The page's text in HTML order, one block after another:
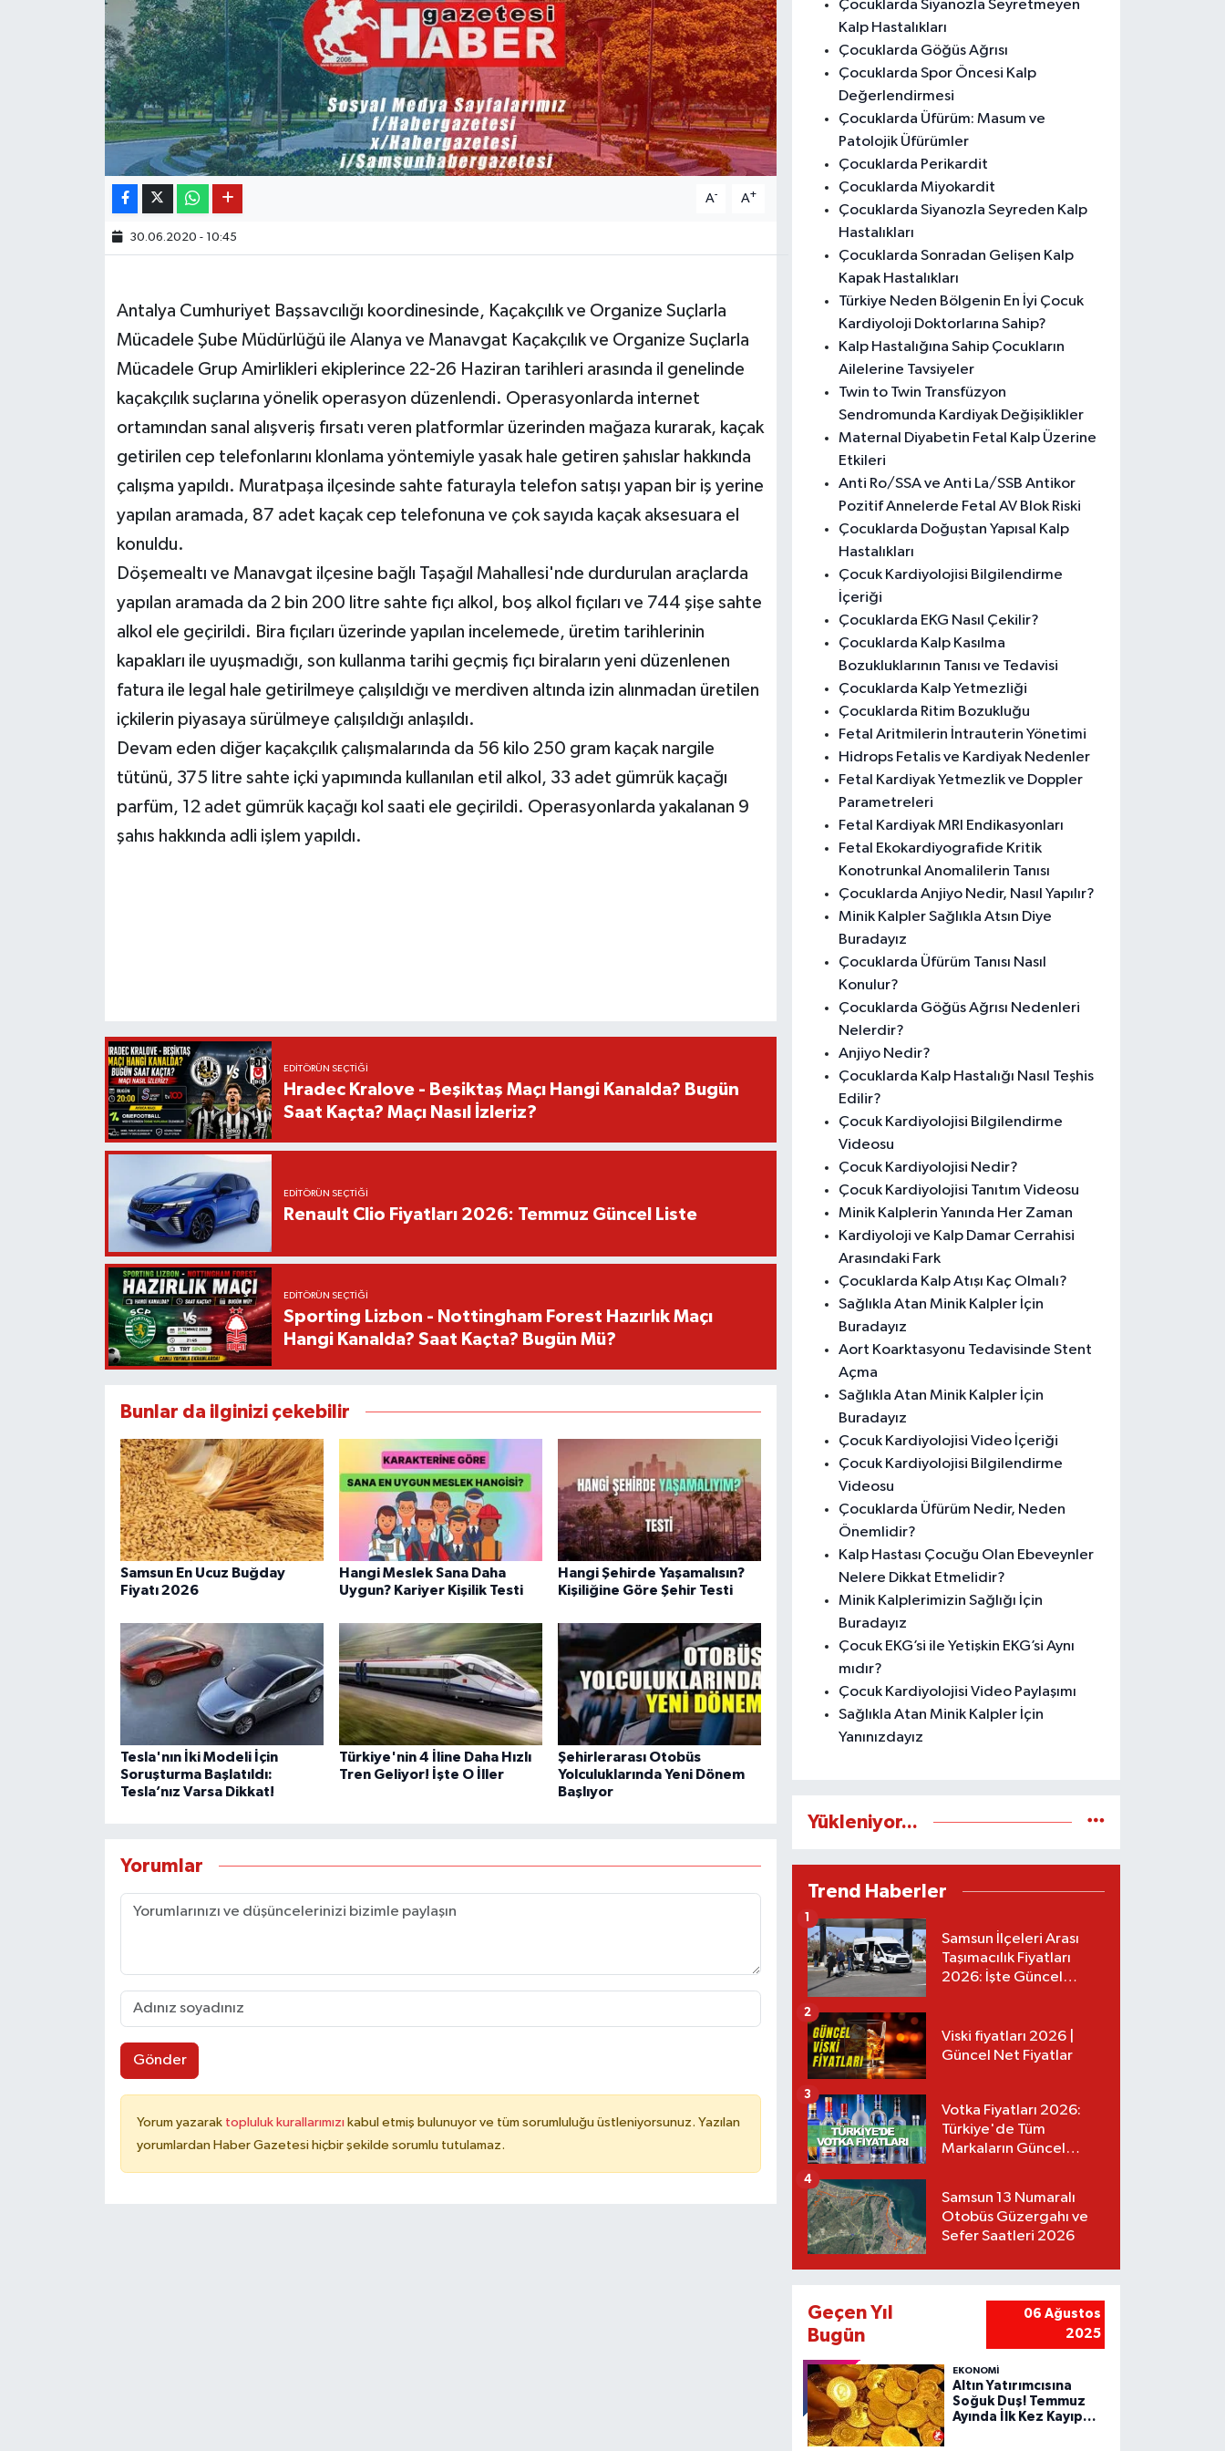
A- A+
30.06.2020 - 10:45
Antalya Cumhuriyet Başsavcılığı koordinesinde, Kaçakçılık ve Organize Suçlarla
Mücadele Şube Müdürlüğü ile Alanya ve Manavgat Kaçakçılık ve Organize Suçlarla
Mücadele Grup Amirlikleri ekiplerince 22-26 Haziran tarihleri arasında il genelinde
kaçakçılık suçlarına yönelik operasyon düzenlendi. Operasyonlarda internet
ortamından sanal alışveriş fırsatı veren platformlar üzerinden mağaza kurarak, kaçak
getirilen cep telefonlarını klonlama yöntemiyle yasak hale getiren şahıslar hakkında
çalışma yapıldı. Muratpaşa ilçesinde sahte faturayla telefon satışı yapan bir iş yerine
yapılan aramada, 87 adet kaçak cep telefonuna ve çok sayıda kaçak aksesuara el
konuldu.
Döşemealtı ve Manavgat ilçesine bağlı Taşağıl Mahallesi'nde durdurulan araçlarda
yapılan aramada da 2 bin 200 litre sahte fıçı alkol, boş alkol fıçıları ve 744 şişe sahte
alkol ele geçirildi. Bira fıçıları üzerinde yapılan incelemede, üretim tarihlerinin
kapakları ile uyuşmadığı, son kullanma tarihi geçmiş fıçı biraların yeni düzenlenen
fatura ile legal hale getirilmeye çalışıldığı ve merdiven altında izin alınmadan üretilen
içkilerin piyasaya sürülmeye çalışıldığı anlaşıldı.
Devam eden diğer kaçakçılık çalışmalarında da 56 kilo 250 gram kaçak nargile
tütünü, 375 litre sahte içki yapımında kullanılan etil alkol, 33 adet gümrük kaçağı
parfüm, 12 adet gümrük kaçağı kol saati ele geçirildi. Operasyonlarda yakalanan 9
şahıs hakkında adli işlem yapıldı.
EDITÖRÜN SEÇTIĞI
Hradec Kralove - Beşiktaş Maçı Hangi Kanalda? Bugün
Saat Kaçta? Maçı Nasıl İzleriz?
EDITÖRÜN SEÇTIĞI
Renault Clio Fiyatları 2026: Temmuz Güncel Liste
EDITÖRÜN SEÇTIĞI
Sporting Lizbon - Nottingham Forest Hazırlık Maçı
Hangi Kanalda? Saat Kaçta? Bugün Mü?
Bunlar da ilginizi çekebilir
Samsun En Ucuz Buğday
Fiyatı 2026
Hangi Meslek Sana Daha
Uygun? Kariyer Kişilik Testi
Hangi Şehirde Yaşamalısın?
Kişiliğine Göre Şehir Testi
Tesla'nın İki Modeli İçin
Soruşturma Başlatıldı:
Tesla’nız Varsa Dikkat!
Türkiye'nin 4 İline Daha Hızlı
Tren Geliyor! İşte O İller
Şehirlerarası Otobüs
Yolculuklarında Yeni Dönem
Başlıyor
Yorumlar
Gönder
Yorum yazarak topluluk kurallarımızı kabul etmiş bulunuyor ve tüm sorumluluğu üstleniyorsunuz. Yazılan
yorumlardan Haber Gazetesi hiçbir şekilde sorumlu tutulamaz.
Çocuklarda Siyanozla Seyretmeyen
Kalp Hastalıkları
Çocuklarda Göğüs Ağrısı
Çocuklarda Spor Öncesi Kalp
Değerlendirmesi
Çocuklarda Üfürüm: Masum ve
Patolojik Üfürümler
Çocuklarda Perikardit
Çocuklarda Miyokardit
Çocuklarda Siyanozla Seyreden Kalp
Hastalıkları
Çocuklarda Sonradan Gelişen Kalp
Kapak Hastalıkları
Türkiye Neden Bölgenin En İyi Çocuk
Kardiyoloji Doktorlarına Sahip?
Kalp Hastalığına Sahip Çocukların
Ailelerine Tavsiyeler
Twin to Twin Transfüzyon
Sendromunda Kardiyak Değişiklikler
Maternal Diyabetin Fetal Kalp Üzerine
Etkileri
Anti Ro/SSA ve Anti La/SSB Antikor
Pozitif Annelerde Fetal AV Blok Riski
Çocuklarda Doğuştan Yapısal Kalp
Hastalıkları
Çocuk Kardiyolojisi Bilgilendirme
İçeriği
Çocuklarda EKG Nasıl Çekilir?
Çocuklarda Kalp Kasılma
Bozukluklarının Tanısı ve Tedavisi
Çocuklarda Kalp Yetmezliği
Çocuklarda Ritim Bozukluğu
Fetal Aritmilerin İntrauterin Yönetimi
Hidrops Fetalis ve Kardiyak Nedenler
Fetal Kardiyak Yetmezlik ve Doppler
Parametreleri
Fetal Kardiyak MRI Endikasyonları
Fetal Ekokardiyografide Kritik
Konotrunkal Anomalilerin Tanısı
Çocuklarda Anjiyo Nedir, Nasıl Yapılır?
Minik Kalpler Sağlıkla Atsın Diye
Buradayız
Çocuklarda Üfürüm Tanısı Nasıl
Konulur?
Çocuklarda Göğüs Ağrısı Nedenleri
Nelerdir?
Anjiyo Nedir?
Çocuklarda Kalp Hastalığı Nasıl Teşhis
Edilir?
Çocuk Kardiyolojisi Bilgilendirme
Videosu
Çocuk Kardiyolojisi Nedir?
Çocuk Kardiyolojisi Tanıtım Videosu
Minik Kalplerin Yanında Her Zaman
Kardiyoloji ve Kalp Damar Cerrahisi
Arasındaki Fark
Çocuklarda Kalp Atışı Kaç Olmalı?
Sağlıkla Atan Minik Kalpler İçin
Buradayız
Aort Koarktasyonu Tedavisinde Stent
Açma
Sağlıkla Atan Minik Kalpler İçin
Buradayız
Çocuk Kardiyolojisi Video İçeriği
Çocuk Kardiyolojisi Bilgilendirme
Videosu
Çocuklarda Üfürüm Nedir, Neden
Önemlidir?
Kalp Hastası Çocuğu Olan Ebeveynler
Nelere Dikkat Etmelidir?
Minik Kalplerimizin Sağlığı İçin
Buradayız
Çocuk EKG’si ile Yetişkin EKG’si Aynı
mıdır?
Çocuk Kardiyolojisi Video Paylaşımı
Sağlıkla Atan Minik Kalpler İçin
Yanınızdayız
Yükleniyor...
Trend Haberler
Samsun İlçeleri Arası
Taşımacılık Fiyatları
2026: İşte Güncel
1
Viski fiyatları 2026 |
Güncel Net Fiyatlar
2
Votka Fiyatları 2026:
Türkiye'de Tüm
Markaların Güncel
3
Samsun 13 Numaralı
Otobüs Güzergahı ve
Sefer Saatleri 2026
4
Geçen Yıl
Bugün
06 Ağustos
2025
EKONOMİ
Altın Yatırımcısına
Soğuk Duş! Temmuz
Ayında İlk Kez Kayıp